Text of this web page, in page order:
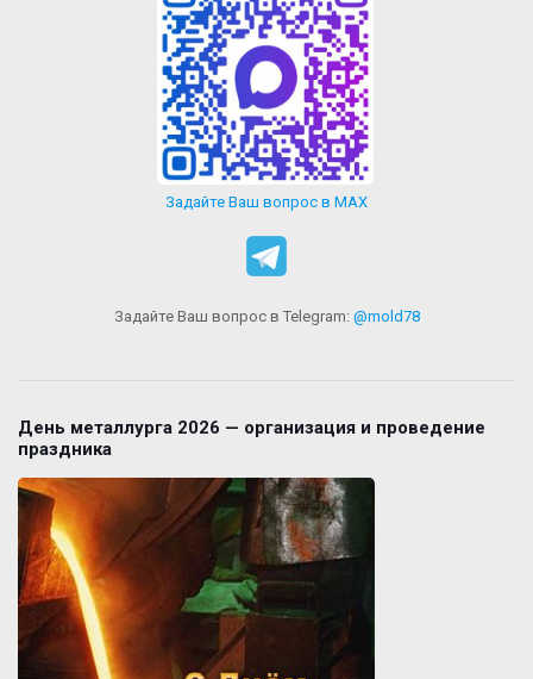
Задайте Ваш вопрос в MAX
Задайте Ваш вопрос в Telegram: @mold78
День металлурга 2026 — организация и проведение
праздника